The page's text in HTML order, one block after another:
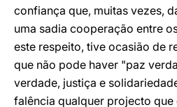
confiança que, muitas vezes,
uma sadia cooperação entre
este respeito, tive ocasião de
que não pode haver "paz
verdade, justiça e
falência qualquer projecto